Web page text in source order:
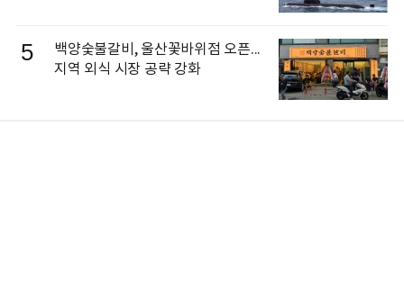
5
백양숯불갈비, 울산꽃바위점 오픈...
지역 외식 시장 공략 강화